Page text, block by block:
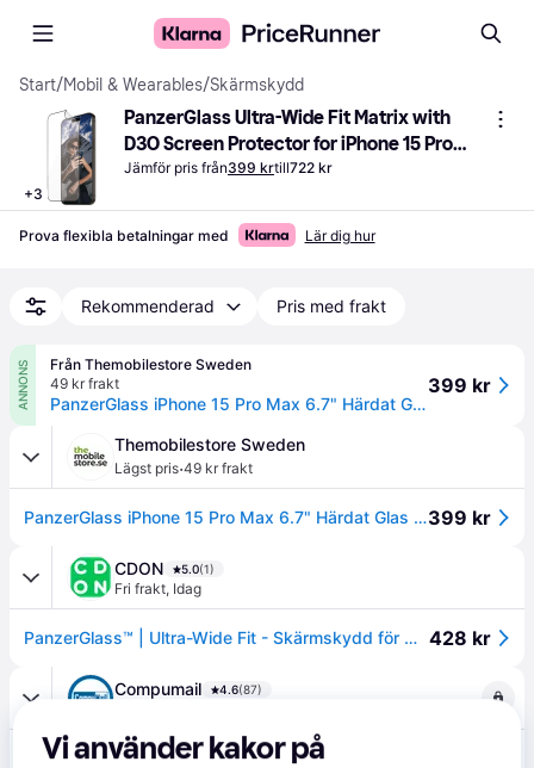
Start/Mobil & Wearables/Skärmskydd
+3
PanzerGlass Ultra-Wide Fit Matrix with
D3O Screen Protector for iPhone 15 Pro
Max
Jämför pris från399 krtill722 kr
Prova flexibla betalningar med Lär dig hur
Rekommenderad Pris med frakt
ANNONS
Från Themobilestore Sweden
49 kr frakt
PanzerGlass iPhone 15 Pro Max 6.7" Härdat Glas Skärmskydd Matrix D3O
399 kr
Themobilestore Sweden
Lägst pris·49 kr frakt
PanzerGlass iPhone 15 Pro Max 6.7" Härdat Glas Skärmskydd Matrix D3O399 kr
CDON 5.0(1)
Fri frakt, Idag
PanzerGlass™ | Ultra-Wide Fit - Skärmskydd för mobiltelefon - Matrix Protection | Apple iPhone 15 Pro Max 428 kr
Compumail 4.6(87)
Vi använder kakor på